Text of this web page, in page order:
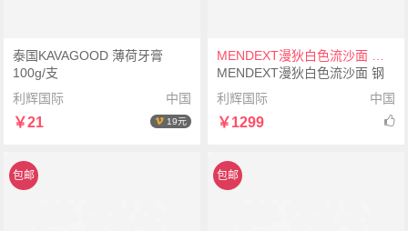
泰国KAVAGOOD 薄荷牙膏
100g/支
利辉国际
中国
￥21 19元
MENDEXT漫狄白色流沙面 钢
色表壳 白色表带M6IX-L09女士
学生腕表手表
利辉国际 中国
￥1299
包邮 包邮